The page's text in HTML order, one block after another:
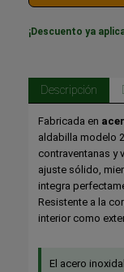
¡Descuento ya
Descripción
Fabricada en
aldabilla modelo
contraventanas y
ajuste sólido,
integra
Resistente a la
interior como
El acero